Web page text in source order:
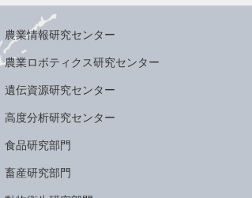
農業情報研究センター
農業ロボティクス研究センター
遺伝資源研究センター
高度分析研究センター
食品研究部門
畜産研究部門